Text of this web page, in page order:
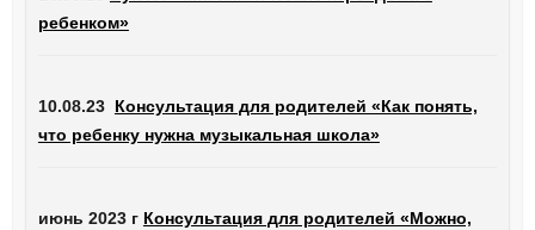
ребенком»
10.08.23 Консультация для родителей «Как понять,
что ребенку нужна музыкальная школа»
июнь 2023 г Консультация для родителей «Можно,